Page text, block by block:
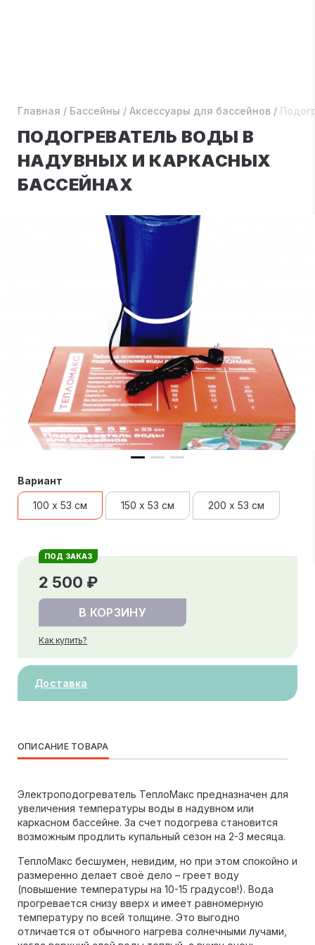
Главная / Бассейны / Аксессуары для бассейнов /
ПОДОГРЕВАТЕЛЬ ВОДЫ В
НАДУВНЫХ И КАРКАСНЫХ
БАССЕЙНАХ
Вариант
100 х 53 см 150 х 53 см 200 х 53 см
ПОД ЗАКАЗ
2 500 ₽
В КОРЗИНУ
Как купить?
Доставка
ОПИСАНИЕ ТОВАРА
Электроподогреватель ТеплоМакс предназначен для
увеличения температуры воды в надувном или
каркасном бассейне. За счет подогрева становится
возможным продлить купальный сезон на 2-3 месяца.
ТеплоМакс бесшумен, невидим, но при этом спокойно и
размеренно делает своё дело – греет воду
(повышение температуры на 10-15 градусов!). Вода
прогревается снизу вверх и имеет равномерную
температуру по всей толщине. Это выгодно
отличается от обычного нагрева солнечными лучами,